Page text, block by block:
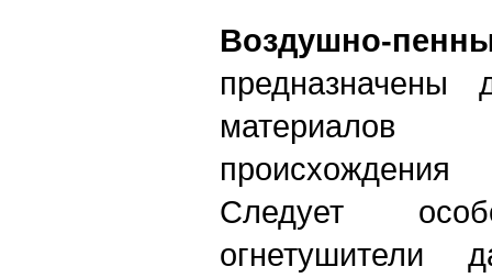
Воздушно-
предназначены
Следует
огнетушители